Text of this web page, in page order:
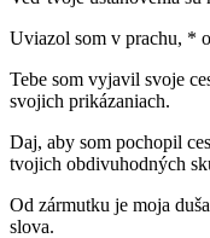
Uviazol som v prachu, *
Tebe som vyjavil svoje
svojich prikázaniach.
Daj, aby som pochopil
tvojich obdivuhodných
Od zármutku je moja
slova.